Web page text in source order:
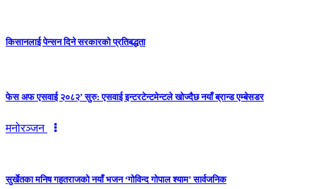
किसानलाई पेन्सन दिने सरकारको प्रतिबद्धता
फेस अफ एसवाई २०८२’ सुरु: एसवाई इन्टरटेन्टमेन्टले खोज्दैछ नयाँ ब्रान्ड एम्बेसडर
मनोरञ्जन
सुर्खेतका मनिष गहतराजको नयाँ भजन ‘गोविन्द गोपाल श्याम’ सार्वजनिक